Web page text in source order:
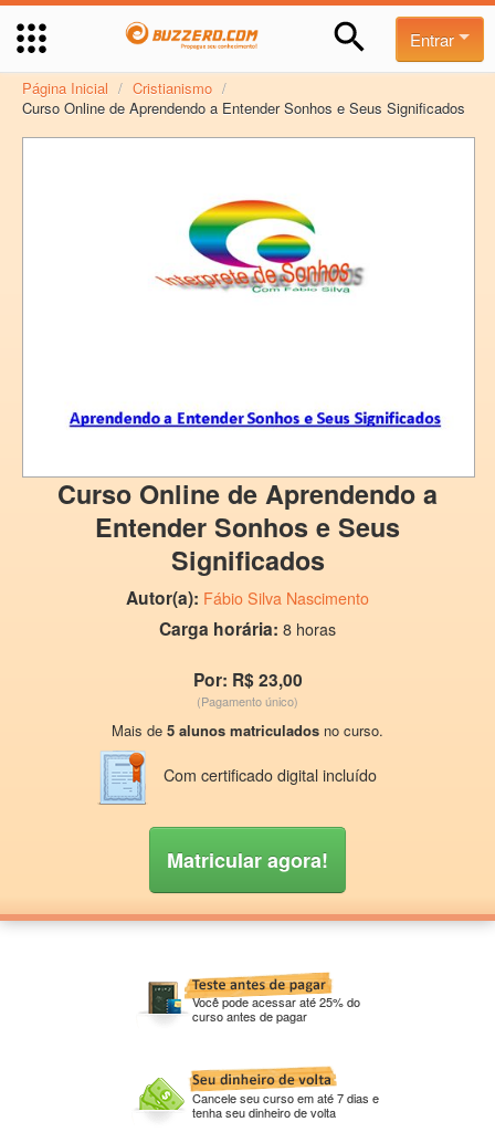
Entrar
Página Inicial / Cristianismo /
Curso Online de Aprendendo a Entender Sonhos e Seus Significados
Curso Online de Aprendendo a
Entender Sonhos e Seus
Significados
Autor(a): Fábio Silva Nascimento
Carga horária: 8 horas
Por: R$ 23,00
(Pagamento único)
Mais de 5 alunos matriculados no curso.
Com certificado digital incluído
Matricular agora!
Você pode acessar até 25% do
curso antes de pagar
Cancele seu curso em até 7 dias e
tenha seu dinheiro de volta